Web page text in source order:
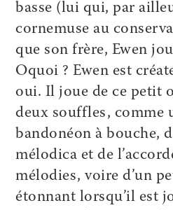
basse (lui qui, par
cornemuse au
que son frère, Ewen
Oquoi ? Ewen est
oui. Il joue de ce petit
deux souffles, comme
bandonéon à bouche,
mélodica et de
mélodies, voire d’un
étonnant lorsqu’il est